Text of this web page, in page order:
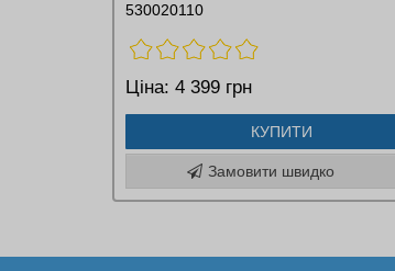
530020110
Ціна: 4 399 грн
КУПИТИ
Замовити швидко